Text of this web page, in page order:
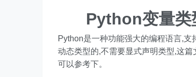
Python变量类
Python是一种功能强大的编程语言,
动态类型的,不需要显式声明类型,这
可以参考下。